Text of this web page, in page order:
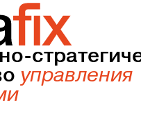
управления